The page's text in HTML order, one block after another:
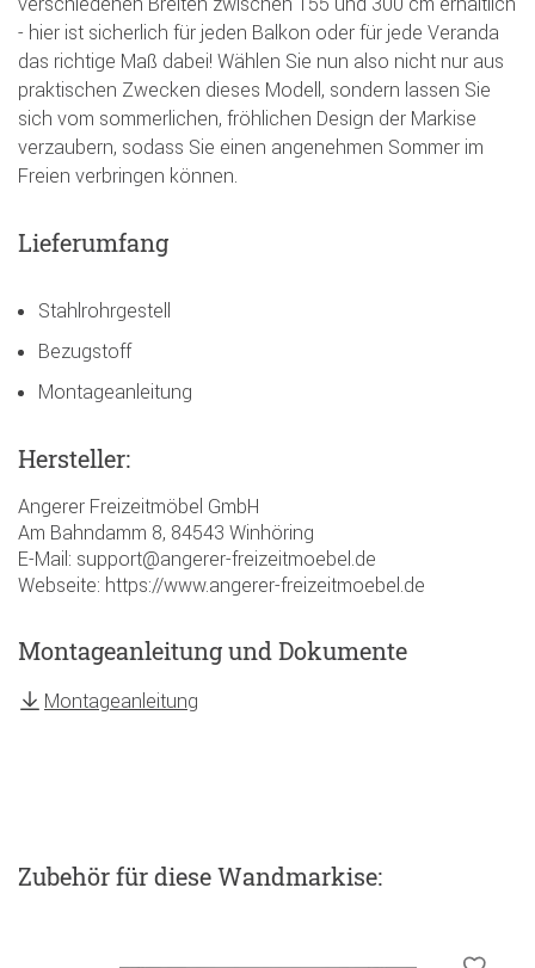
- hier ist sicherlich für jeden Balkon oder für jede Veranda
das richtige Maß dabei! Wählen Sie nun also nicht nur aus
praktischen Zwecken dieses Modell, sondern lassen Sie
sich vom sommerlichen, fröhlichen Design der Markise
verzaubern, sodass Sie einen angenehmen Sommer im
Freien verbringen können.
Lieferumfang
Stahlrohrgestell
Bezugstoff
Montageanleitung
Hersteller:
Angerer Freizeitmöbel GmbH
Am Bahndamm 8, 84543 Winhöring
E-Mail: support@angerer-freizeitmoebel.de
Webseite: https://www.angerer-freizeitmoebel.de
Montageanleitung und Dokumente
Montageanleitung
Zubehörfür diese Wandmarkise: